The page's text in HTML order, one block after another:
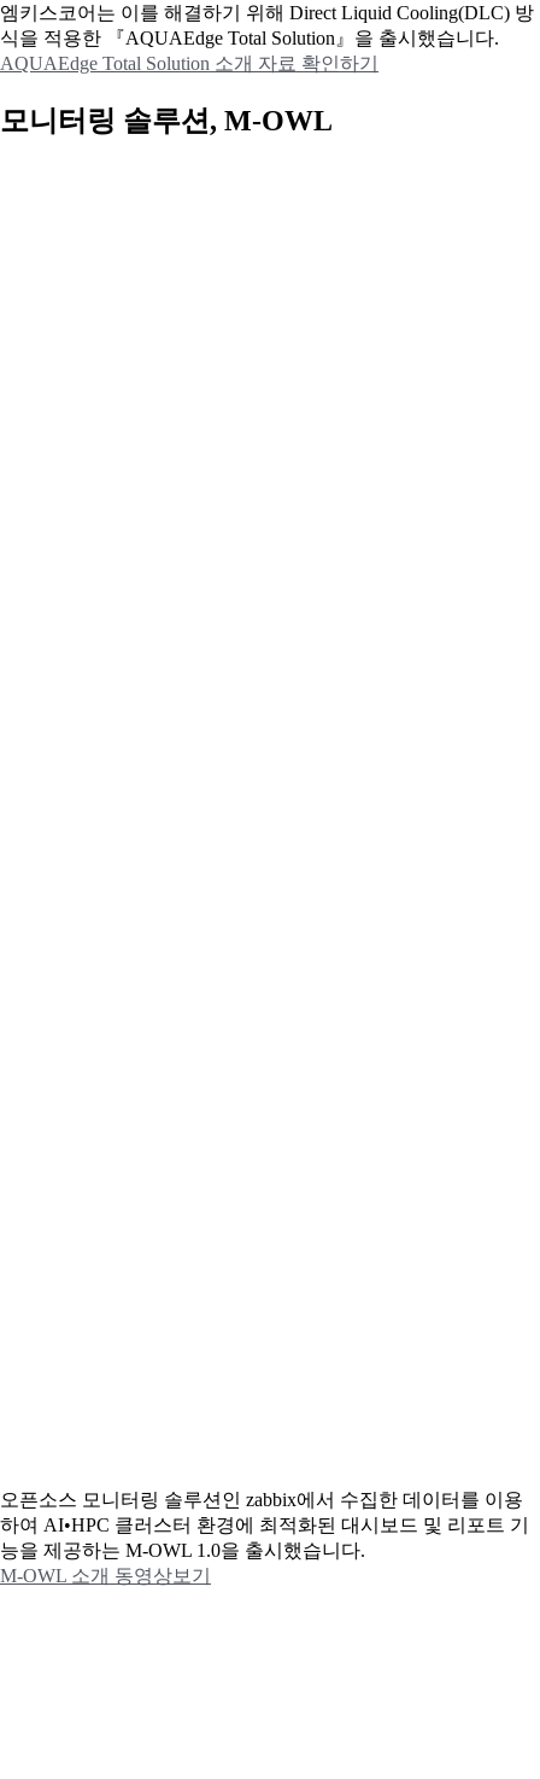
엠키스코어는 이를 해결하기 위해 Direct Liquid Cooling(DLC) 방
식을 적용한 『AQUAEdge Total Solution』을 출시했습니다.
AQUAEdge Total Solution 소개 자료 확인하기
모니터링 솔루션, M-OWL
오픈소스 모니터링 솔루션인 zabbix에서 수집한 데이터를 이용
하여 AI•HPC 클러스터 환경에 최적화된 대시보드 및 리포트 기
능을 제공하는 M-OWL 1.0을 출시했습니다.
M-OWL 소개 동영상보기